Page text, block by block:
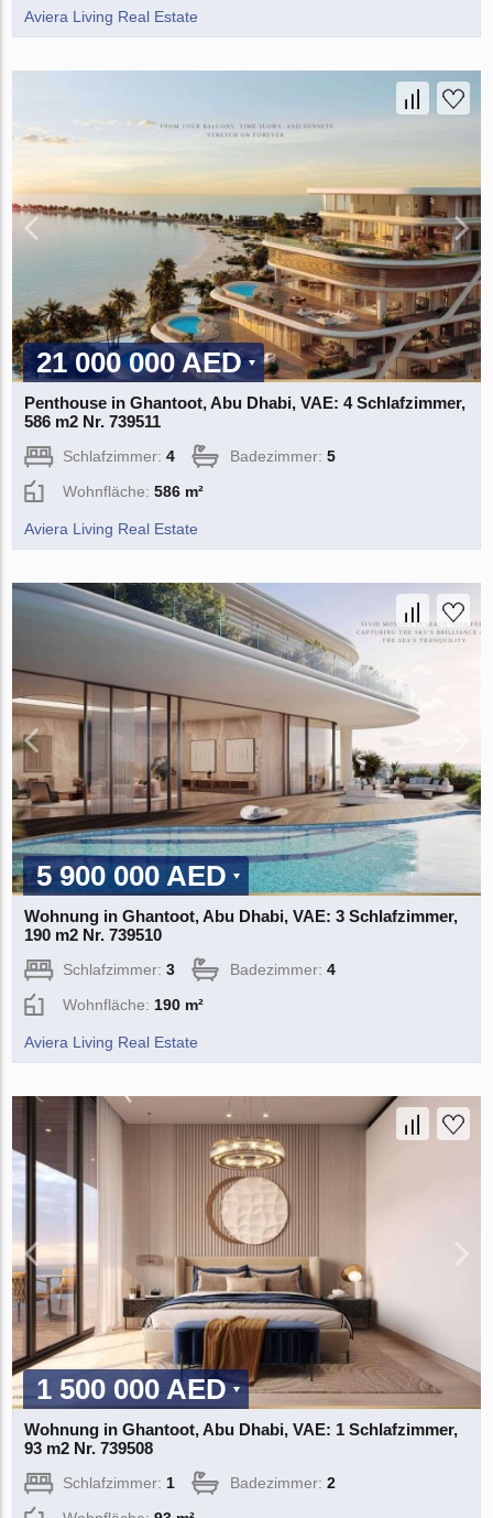
Aviera Living Real Estate
21 000 000 AED
Penthouse in Ghantoot, Abu Dhabi, VAE: 4 Schlafzimmer,
586 m2 Nr. 739511
Schlafzimmer:4 Badezimmer:5
Wohnfläche:586 m²
Aviera Living Real Estate
5 900 000 AED
Wohnung in Ghantoot, Abu Dhabi, VAE: 3 Schlafzimmer,
190 m2 Nr. 739510
Schlafzimmer:3 Badezimmer:4
Wohnfläche: 190 m²
Aviera Living Real Estate
1 500 000 AED
Wohnung in Ghantoot, Abu Dhabi, VAE: 1 Schlafzimmer,
93 m2 Nr. 739508
Schlafzimmer: 1 Badezimmer:2